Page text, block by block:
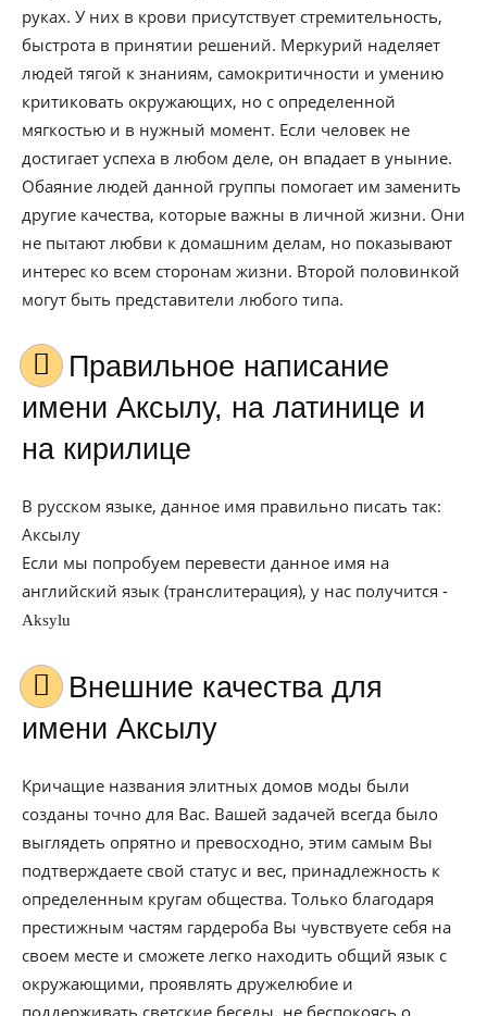
руках. У них в крови присутствует стремительность,
быстрота в принятии решений. Меркурий наделяет
людей тягой к знаниям, самокритичности и умению
критиковать окружающих, но с определенной
мягкостью и в нужный момент. Если человек не
достигает успеха в любом деле, он впадает в уныние.
Обаяние людей данной группы помогает им заменить
другие качества, которые важны в личной жизни. Они
не пытают любви к домашним делам, но показывают
интерес ко всем сторонам жизни. Второй половинкой
могут быть представители любого типа.
Правильное написание
имени Аксылу, на латинице и
на кирилице
В русском языке, данное имя правильно писать так:
Аксылу
Если мы попробуем перевести данное имя на
английский язык (транслитерация), у нас получится -
Aksylu
Внешние качества для
имени Аксылу
Кричащие названия элитных домов моды были
созданы точно для Вас. Вашей задачей всегда было
выглядеть опрятно и превосходно, этим самым Вы
подтверждаете свой статус и вес, принадлежность к
определенным кругам общества. Только благодаря
престижным частям гардероба Вы чувствуете себя на
своем месте и сможете легко находить общий язык с
окружающими, проявлять дружелюбие и
поддерживать светские беседы, не беспокоясь о